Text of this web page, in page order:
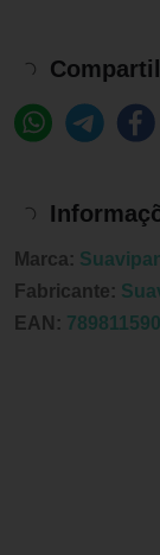
Marca:
Fabricante:
EAN: